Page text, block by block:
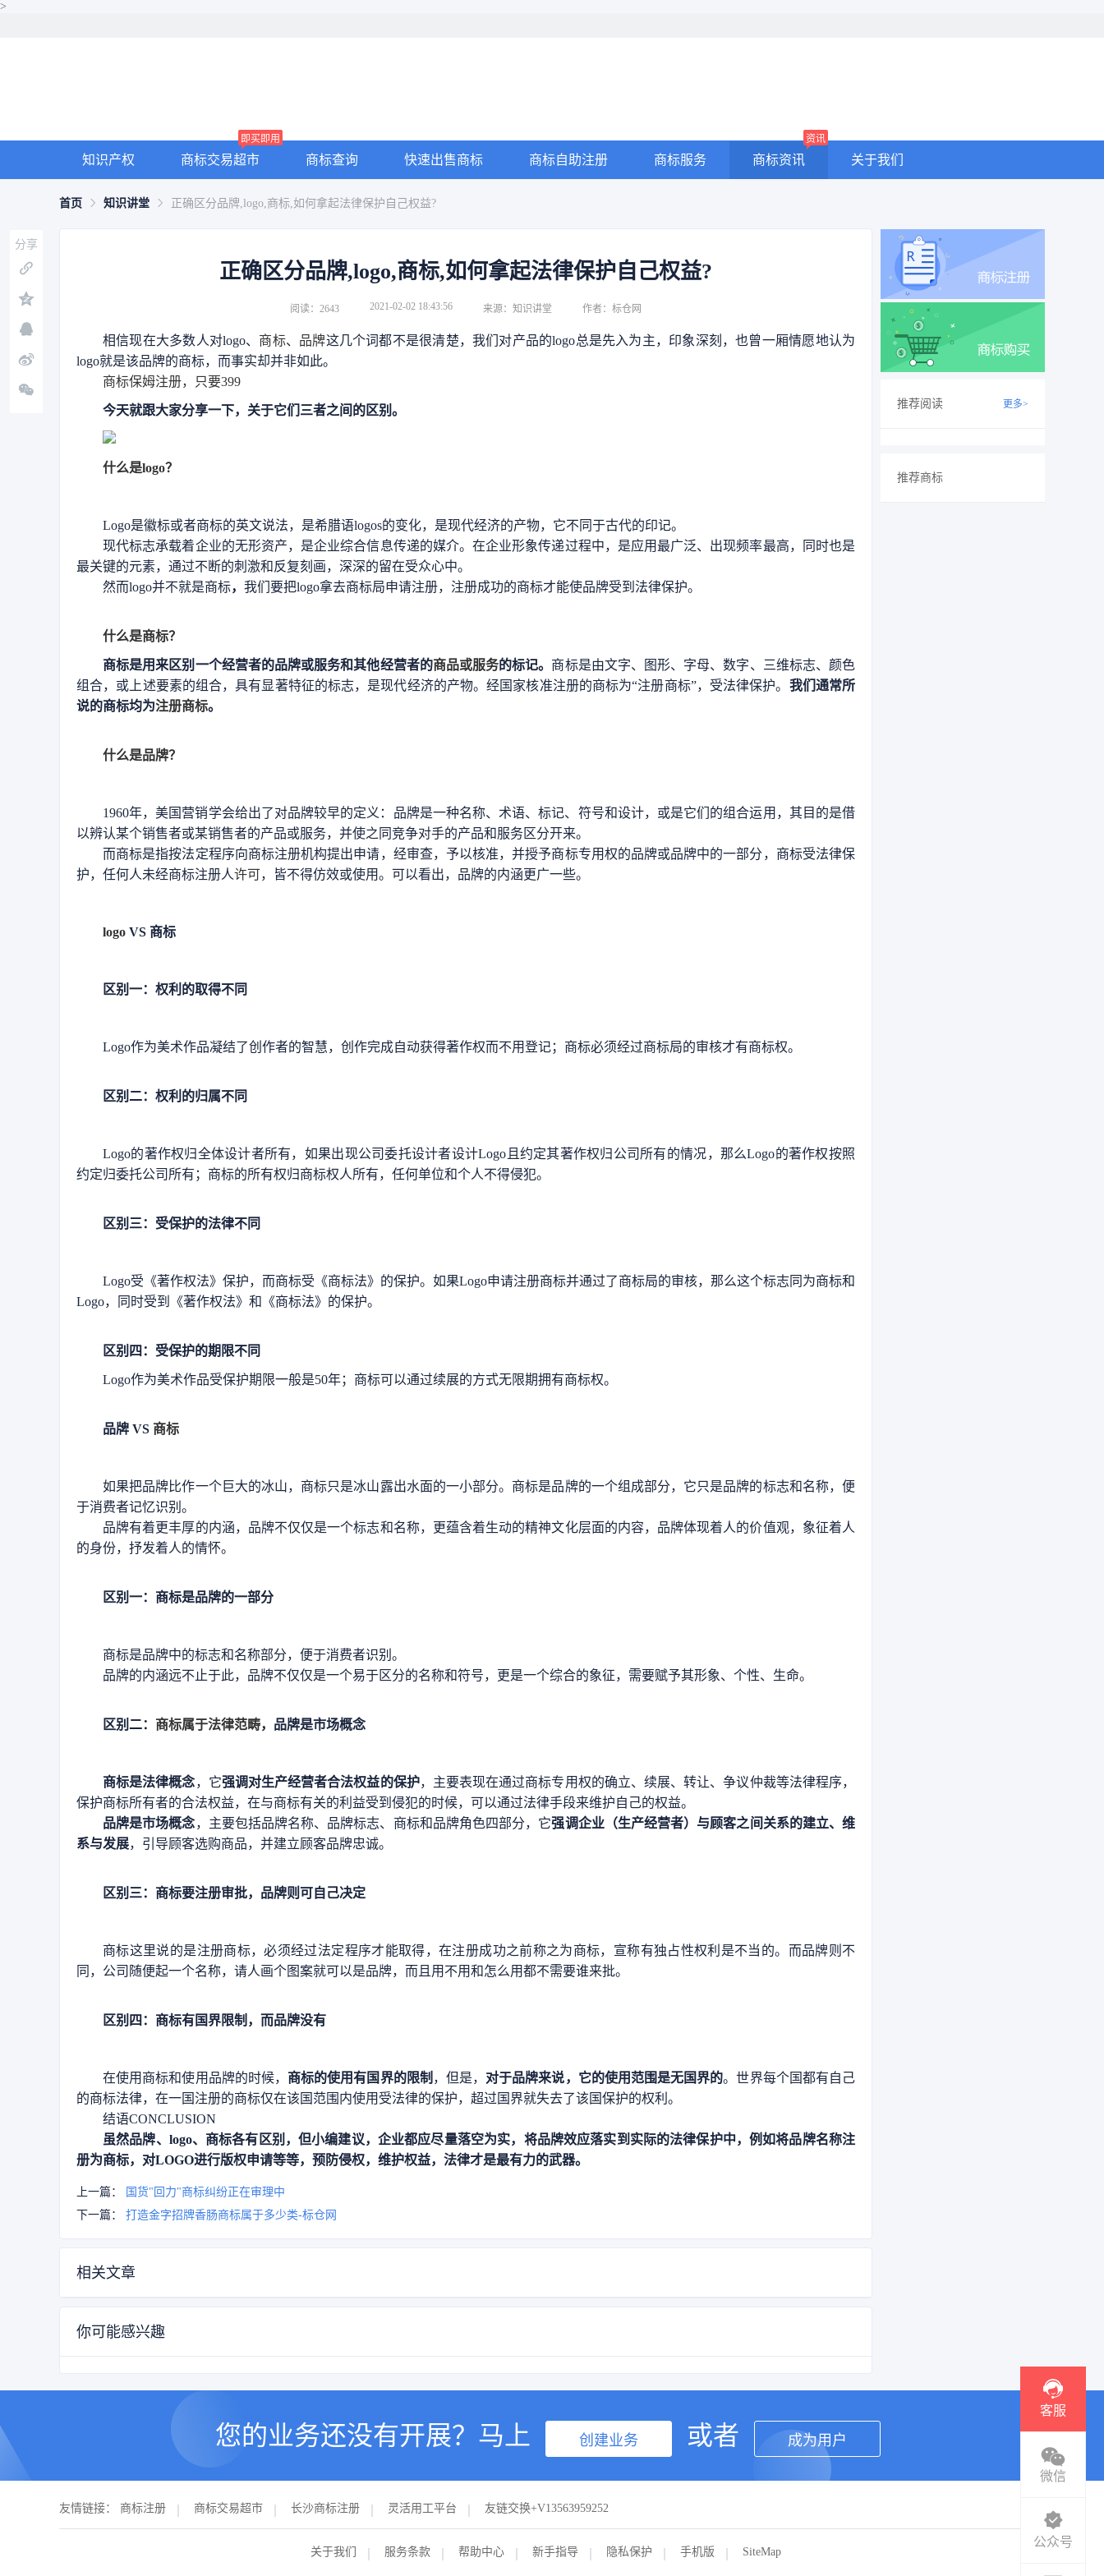
>
知识产权 商标交易超市
即买即用
商标查询 快速出售商标 商标自助注册 商标服务 商标资讯
资讯
关于我们
首页 知识讲堂 正确区分品牌,logo,商标,如何拿起法律保护自己权益?
正确区分品牌,logo,商标,如何拿起法律保护自己权益?
阅读：2643 2021-02-02 18:43:56 来源：知识讲堂 作者：标仓网
相信现在大多数人对logo、 商标、 品牌这几个词都不是很清楚，我们对产品的logo总是先入为主，印象深刻，也曾一厢情愿地认为
logo就是该品牌的商标，而事实却并非如此。
商标保姆注册，只要399
今天就跟大家分享一下，关于它们三者之间的区别。
什么是logo？
Logo是徽标或者商标的英文说法，是希腊语logos的变化，是现代经济的产物，它不同于古代的印记。
现代标志承载着企业的无形资产，是企业综合信息传递的媒介。在企业形象传递过程中，是应用最广泛、出现频率最高，同时也是
最关键的元素，通过不断的刺激和反复刻画，深深的留在受众心中。
然而logo并不就是商标， 我们要把logo拿去商标局申请注册，注册成功的商标才能使品牌受到法律保护。
什么是商标？
商标是用来区别一个经营者的品牌或服务和其他经营者的商品或服务的标记。 商标是由文字、图形、字母、数字、三维标志、颜色
组合，或上述要素的组合，具有显著特征的标志，是现代经济的产物。经国家核准注册的商标为“注册商标”，受法律保护。 我们通常所
说的商标均为注册商标。
什么是品牌？
1960年，美国营销学会给出了对品牌较早的定义：品牌是一种名称、术语、标记、符号和设计，或是它们的组合运用，其目的是借
以辨认某个销售者或某销售者的产品或服务，并使之同竞争对手的产品和服务区分开来。
而商标是指按法定程序向商标注册机构提出申请，经审查，予以核准，并授予商标专用权的品牌或品牌中的一部分，商标受法律保
护，任何人未经商标注册人许可，皆不得仿效或使用。可以看出，品牌的内涵更广一些。
logo VS 商标
区别一：权利的取得不同
Logo作为美术作品凝结了创作者的智慧，创作完成自动获得著作权而不用登记；商标必须经过商标局的审核才有商标权。
区别二：权利的归属不同
Logo的著作权归全体设计者所有，如果出现公司委托设计者设计Logo且约定其著作权归公司所有的情况，那么Logo的著作权按照
约定归委托公司所有；商标的所有权归商标权人所有，任何单位和个人不得侵犯。
区别三：受保护的法律不同
Logo受《著作权法》保护，而商标受《商标法》的保护。如果Logo申请注册商标并通过了商标局的审核，那么这个标志同为商标和
Logo，同时受到《著作权法》和《商标法》的保护。
区别四：受保护的期限不同
Logo作为美术作品受保护期限一般是50年；商标可以通过续展的方式无限期拥有商标权。
品牌 VS 商标
如果把品牌比作一个巨大的冰山，商标只是冰山露出水面的一小部分。商标是品牌的一个组成部分，它只是品牌的标志和名称，便
于消费者记忆识别。
品牌有着更丰厚的内涵，品牌不仅仅是一个标志和名称，更蕴含着生动的精神文化层面的内容，品牌体现着人的价值观，象征着人
的身份，抒发着人的情怀。
区别一：商标是品牌的一部分
商标是品牌中的标志和名称部分，便于消费者识别。
品牌的内涵远不止于此，品牌不仅仅是一个易于区分的名称和符号，更是一个综合的象征，需要赋予其形象、个性、生命。
区别二： 商标属于法律范畴，品牌是市场概念
商标是法律概念，它强调对生产经营者合法权益的保护，主要表现在通过商标专用权的确立、续展、转让、争议仲裁等法律程序，
保护商标所有者的合法权益，在与商标有关的利益受到侵犯的时候，可以通过法律手段来维护自己的权益。
品牌是市场概念，主要包括品牌名称、品牌标志、商标和品牌角色四部分，它强调企业（生产经营者）与顾客之间关系的建立、维
系与发展，引导顾客选购商品，并建立顾客品牌忠诚。
区别三：商标要注册审批，品牌则可自己决定
商标这里说的是注册商标，必须经过法定程序才能取得，在注册成功之前称之为商标，宣称有独占性权利是不当的。而品牌则不
同，公司随便起一个名称，请人画个图案就可以是品牌，而且用不用和怎么用都不需要谁来批。
区别四：商标有国界限制，而品牌没有
在使用商标和使用品牌的时候， 商标的使用有国界的限制 ，但是， 对于品牌来说，它的使用范围是无国界的。世界每个国都有自己
的商标法律，在一国注册的商标仅在该国范围内使用受法律的保护，超过国界就失去了该国保护的权利。
结语CONCLUSION
虽然品牌、logo、商标各有区别，但小编建议，企业都应尽量落空为实，将品牌效应落实到实际的法律保护中，例如将品牌名称注
册为商标，对LOGO进行版权申请等等，预防侵权，维护权益，法律才是最有力的武器。
上一篇：
国货"回力"商标纠纷正在审理中
下一篇：
打造金字招牌香肠商标属于多少类-标仓网
相关文章
你可能感兴趣
推荐阅读 更多>
推荐商标
分享
您的业务还没有开展？马上 创建业务 或者 成为用户
友情链接： 商标注册 商标交易超市 长沙商标注册 灵活用工平台 友链交换+V13563959252
关于我们 服务条款 帮助中心 新手指导 隐私保护 手机版 SiteMap
客服
微信
公众号